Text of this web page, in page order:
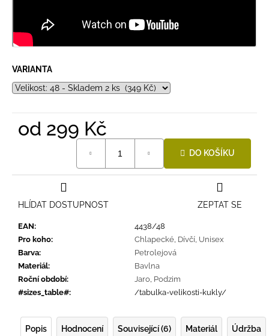
VARIANTA
od 299 Kč
DO KOŠÍKU
EAN:
4438/48
Pro koho: Chlapecké Dívčí Unisex
Barva:
Petrolejová
Materiál:
Bavlna
Roční období: Jaro Podzim
#sizes_table#: /tabulka-velikosti-kukly/
ZEPTAT SE
HLÍDAT DOSTUPNOST
Popis Hodnocení Související (6) Materiál Údržba